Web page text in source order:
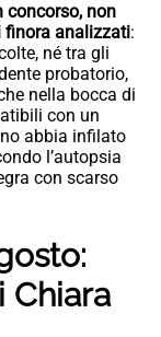
concorso, non
finora analizzati:
né tra gli
probatorio,
nella bocca di
con un
abbia infilato
l’autopsia
con scarso
Chiara